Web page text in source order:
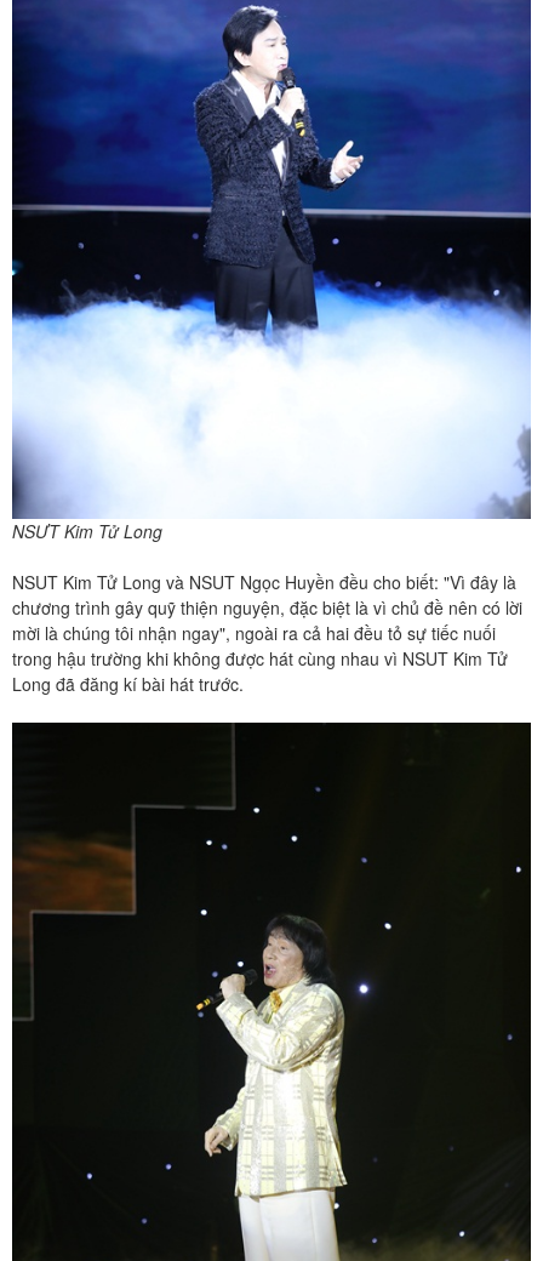
NSƯT Kim Tử Long
NSUT Kim Tử Long và NSUT Ngọc Huyền đều cho biết: "Vì đây là
chương trình gây quỹ thiện nguyện, đặc biệt là vì chủ đề nên có lời
mời là chúng tôi nhận ngay", ngoài ra cả hai đều tỏ sự tiếc nuối
trong hậu trường khi không được hát cùng nhau vì NSUT Kim Tử
Long đã đăng kí bài hát trước.